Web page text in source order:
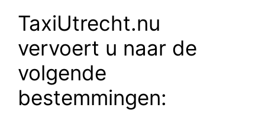
TaxiUtrecht.nu
vervoert u naar de
volgende
bestemmingen: